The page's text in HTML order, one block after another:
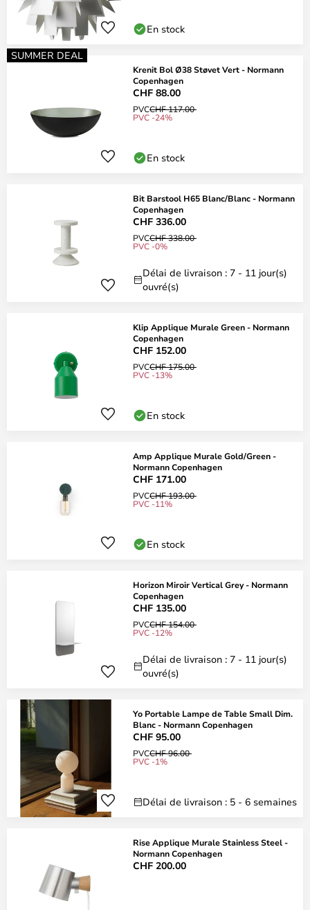
En stock
SUMMER DEAL
Krenit Bol Ø38 Støvet Vert - Normann
Copenhagen
CHF 88.00
PVCCHF 117.00
PVC -24%
En stock
Bit Barstool H65 Blanc/Blanc - Normann
Copenhagen
CHF 336.00
PVCCHF 338.00
PVC -0%
Délai de livraison : 7 - 11 jour(s)
ouvré(s)
Klip Applique Murale Green - Normann
Copenhagen
CHF 152.00
PVCCHF 175.00
PVC -13%
En stock
Amp Applique Murale Gold/Green -
Normann Copenhagen
CHF 171.00
PVCCHF 193.00
PVC -11%
En stock
Horizon Miroir Vertical Grey - Normann
Copenhagen
CHF 135.00
PVCCHF 154.00
PVC -12%
Délai de livraison : 7 - 11 jour(s)
ouvré(s)
Yo Portable Lampe de Table Small Dim.
Blanc - Normann Copenhagen
CHF 95.00
PVCCHF 96.00
PVC -1%
Délai de livraison : 5 - 6 semaines
Rise Applique Murale Stainless Steel -
Normann Copenhagen
CHF 200.00